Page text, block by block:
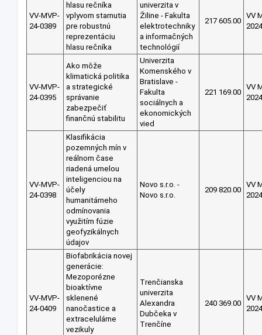
VV-MVP-
24-0389
hlasu rečníka
vplyvom starnutia
pre robustnú
reprezentáciu
hlasu rečníka
univerzita v
Žiline - Fakulta
elektrotechniky
a informačných
technológií
217 605.00
VV
2024
VV-MVP-
24-0395
Ako môže
klimatická politika
a strategické
správanie
zabezpečiť
finančnú stabilitu
Univerzita
Komenského v
Bratislave -
Fakulta
sociálnych a
ekonomických
vied
221 169.00
VV
2024
VV-MVP-
24-0398
Klasifikácia
pozemných mín v
reálnom čase
riadená umelou
inteligenciou na
účely
humanitárneho
odmínovania
využitím fúzie
geofyzikálnych
údajov
Novo s.r.o. -
Novo s.r.o.
209 820.00
VV
2024
VV-MVP-
24-0409
Biofabrikácia novej
generácie:
Mezoporézne
bioaktívne
sklenené
nanočastice a
extracelulárne
vezikuly
Trenčianska
univerzita
Alexandra
Dubčeka v
Trenčíne
240 369.00
VV
2024